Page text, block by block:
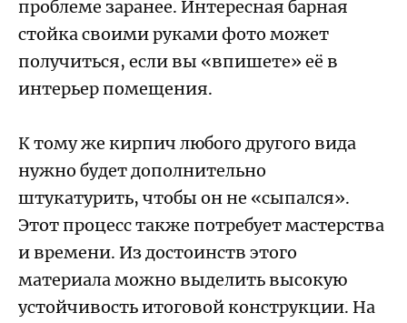
проблеме заранее. Интересная барная
стойка своими руками фото может
получиться, если вы «впишете» её в
интерьер помещения.
К тому же кирпич любого другого вида
нужно будет дополнительно
штукатурить, чтобы он не «сыпался».
Этот процесс также потребует мастерства
и времени. Из достоинств этого
материала можно выделить высокую
устойчивость итоговой конструкции. На